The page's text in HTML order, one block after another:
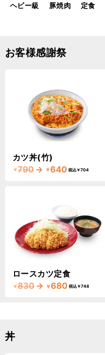
ヘビー級 豚焼肉 定食
お客様感謝祭
カツ丼(竹)
￥790 → ￥640 税込￥704
ロースカツ定食
￥830 → ￥680 税込￥748
丼